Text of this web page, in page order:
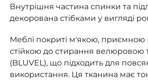
Внутрішня частина спинки та
декорована стібками у вигляді
Меблі покриті м'якою, приємною
стійкою до стирання велюровою
(BLUVEL), що підходить для
використання. Ця тканина має